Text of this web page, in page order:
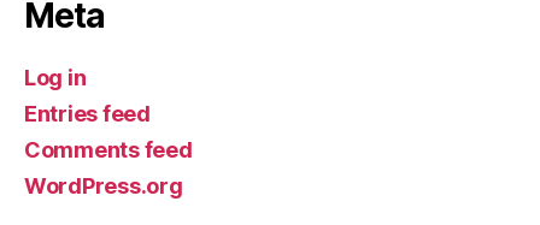
Meta
Log in
Entries feed
Comments feed
WordPress.org